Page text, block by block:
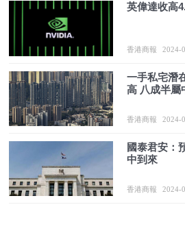
英偉達收高
香港商報 2024-
一手私宅潛
高 八成半屬
香港商報 2024-
國泰君安：
中到來
香港商報 2024-